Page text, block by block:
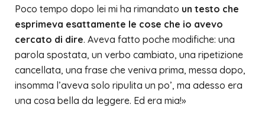
Poco tempo dopo lei mi ha rimandato un testo che
esprimeva esattamente le cose che io avevo
cercato di dire. Aveva fatto poche modifiche: una
parola spostata, un verbo cambiato, una ripetizione
cancellata, una frase che veniva prima, messa dopo,
insomma l’aveva solo ripulita un po’, ma adesso era
una cosa bella da leggere. Ed era mia!»